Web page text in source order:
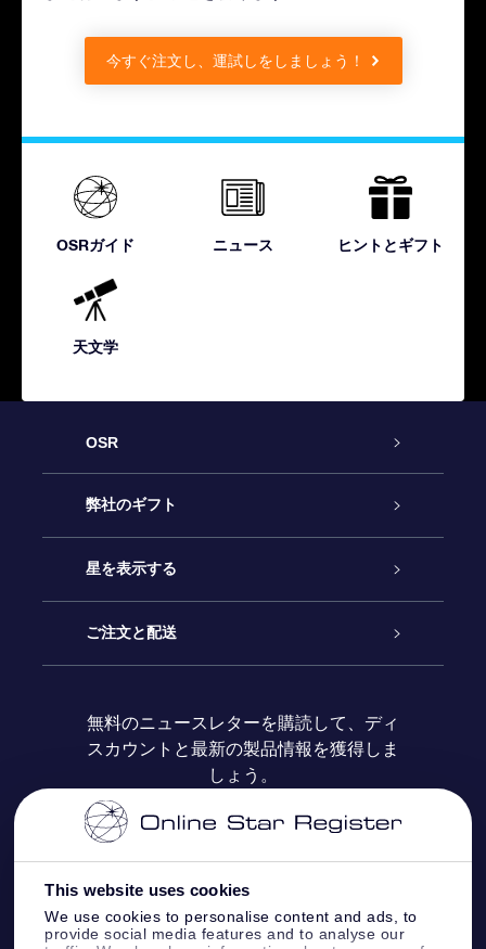
This website uses cookies
We use cookies to personalise content and ads, to
provide social media features and to analyse our
今すぐ注文し、運試しをしましょう！
OSRガイド ニュース ヒントとギフト
天文学
OSR
カスタマーサービス
お問い合わせ
ブログ
レビュー
弊社のギフト
Online Starギフト
OSRギフトパック
OSR ギフトカード
法人ギフト
星を表示する
星の登録
カスタマイズされたStar Page
One Million Stars
OSR Starsaver
星間飛行VRアプリ
ご注文と配送
お支払いに関する情報
配送に関する情報
返品ポリシ
無料のニュースレターを購読して、ディ
スカウントと最新の製品情報を獲得しま
しょう。